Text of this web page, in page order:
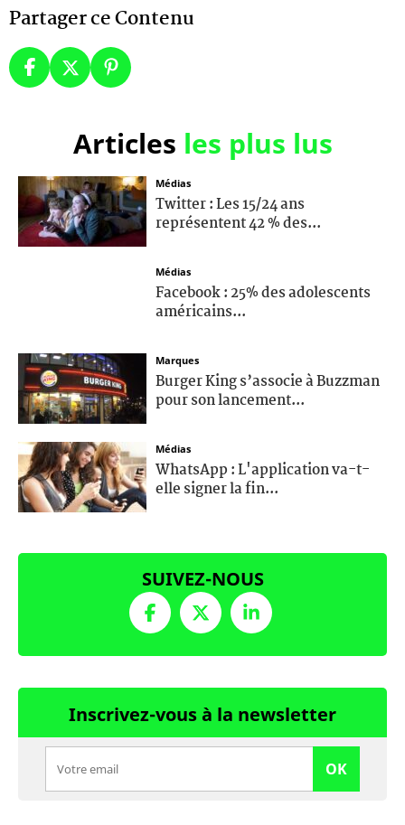
Partager ce Contenu
Articles les plus lus
Médias
Twitter : Les 15/24 ans
représentent 42 % des...
Médias
Facebook : 25% des adolescents
américains...
Marques
Burger King s’associe à Buzzman
pour son lancement...
Médias
WhatsApp : L'application va-t-
elle signer la fin...
SUIVEZ-NOUS
Inscrivez-vous à la newsletter
OK